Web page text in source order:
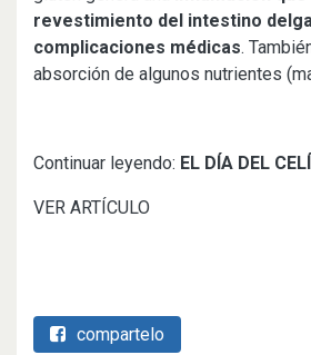
revestimiento del intestino
complicaciones médicas.
absorción de algunos nutrientes
Continuar leyendo: EL DÍA DEL
VER ARTÍCULO
compartelo